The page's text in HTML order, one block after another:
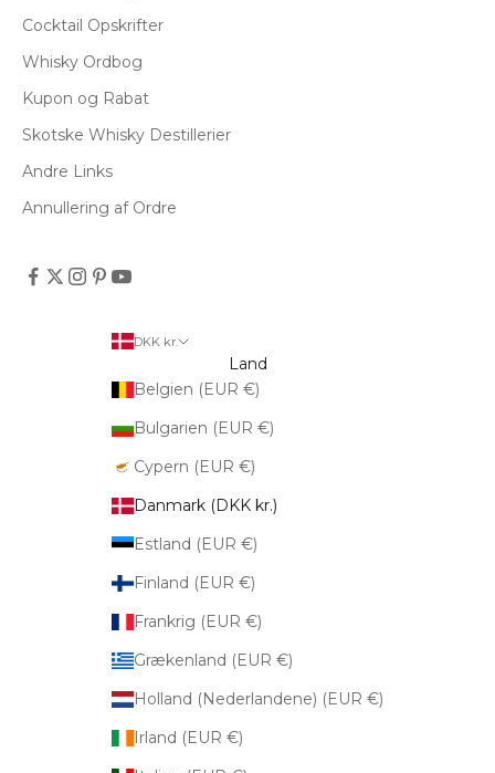
Cocktail Opskrifter
Whisky Ordbog
Kupon og Rabat
Skotske Whisky Destillerier
Andre Links
Annullering af Ordre
DKK kr.
Land
Belgien (EUR €)
Bulgarien (EUR €)
Cypern (EUR €)
Danmark (DKK kr.)
Estland (EUR €)
Finland (EUR €)
Frankrig (EUR €)
Grækenland (EUR €)
Holland (Nederlandene) (EUR €)
Irland (EUR €)